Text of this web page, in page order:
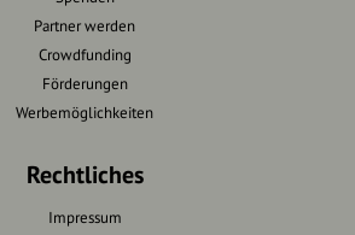
Partner werden
Crowdfunding
Förderungen
Werbemöglichkeiten
Rechtliches
Impressum